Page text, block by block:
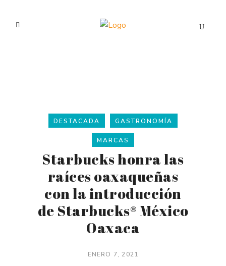
DESTACADA GASTRONOMÍA
MARCAS
Starbucks honra las
raíces oaxaqueñas
con la introducción
de Starbucks® México
Oaxaca
ENERO 7, 2021